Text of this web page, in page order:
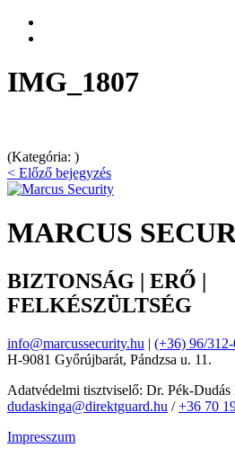
IMG_1807
(Kategória: )
< Előző bejegyzés
MARCUS
BIZTONSÁG | ERŐ |
FELKÉSZÜLTSÉG
info@marcussecurity.hu | (+36) 96/
H-9081 Győrújbarát, Pándzsa u. 11.
Adatvédelmi tisztviselő: Dr. Pék-Dudás
dudaskinga@direktguard.hu /+36 70
Impresszum